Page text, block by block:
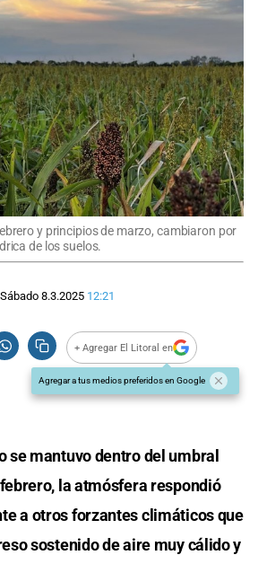
y principios de marzo, cambiaron por
de los suelos.
Sábado 8.3.2025 12:21
+ Agregar El Litoral en
Agregar a tus medios preferidos en Google
se mantuvo dentro del umbral
la atmósfera respondió
a otros forzantes climáticos que
sostenido de aire muy cálido y